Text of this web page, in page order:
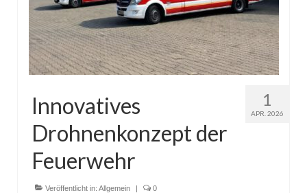
1
APR. 2026
Innovatives
Drohnenkonzept der
Feuerwehr
Veröffentlicht in: Allgemein | 0